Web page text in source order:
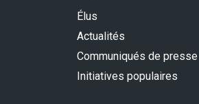
Élus
Actualités
Communiqués de presse
Initiatives populaires